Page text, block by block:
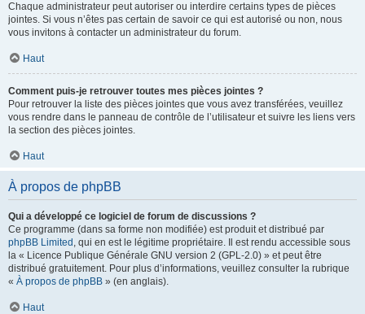
Chaque administrateur peut autoriser ou interdire certains types de pièces
jointes. Si vous n’êtes pas certain de savoir ce qui est autorisé ou non, nous
vous invitons à contacter un administrateur du forum.
Haut
Comment puis-je retrouver toutes mes pièces jointes ?
Pour retrouver la liste des pièces jointes que vous avez transférées, veuillez
vous rendre dans le panneau de contrôle de l’utilisateur et suivre les liens vers
la section des pièces jointes.
Haut
À propos de phpBB
Qui a développé ce logiciel de forum de discussions ?
Ce programme (dans sa forme non modifiée) est produit et distribué par
phpBB Limited , qui en est le légitime propriétaire. Il est rendu accessible sous
la « Licence Publique Générale GNU version 2 (GPL-2.0) » et peut être
distribué gratuitement. Pour plus d’informations, veuillez consulter la rubrique
« À propos de phpBB » (en anglais).
Haut